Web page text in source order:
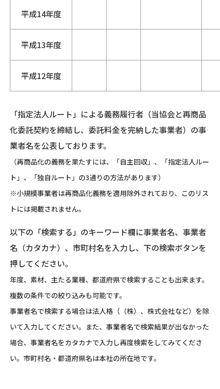
平成14年度
平成13年度
平成12年度
「指定法人ルート」による義務履行者（当協会と再商品
化委託契約を締結し、委託料金を完納した事業者）の事
業者名を公表しております。
（再商品化の義務を果たすには、「自主回収」、「指定法人ルー
ト」、「独自ルート」の3通りの方法があります）
※小規模事業者は再商品化義務を適用除外されており、このリス
トには掲載されません。
以下の「検索する」のキーワード欄に事業者名、事業者
名（カタカナ）、市町村名を入力し、下の検索ボタンを
押してください。
年度、素材、主たる業種、都道府県で検索することも出来ます。
複数の条件での絞り込みも可能です。
事業者名で検索する場合は法人格（（株）、株式会社など）を除
いて入力してください。また、事業者名で検索結果が出なかった
場合、事業者名をカタカナで入力し再度検索をしてみてくださ
い。市町村名・都道府県名は本社の所在地です。